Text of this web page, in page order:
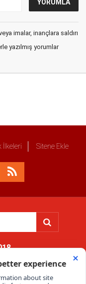
imalar, inançlara saldırı
yazılmış yorumlar
İlkeleri Sitene Ekle
tabidir.